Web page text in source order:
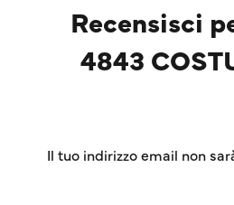
Recensisci
4843
Il tuo indirizzo email non